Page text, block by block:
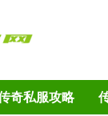
奇私服攻略